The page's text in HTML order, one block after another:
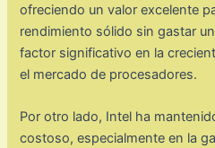
ofreciendo un valor excelente
rendimiento sólido sin gastar
factor significativo en la
el mercado de procesadores.
Por otro lado, Intel ha
costoso, especialmente en la